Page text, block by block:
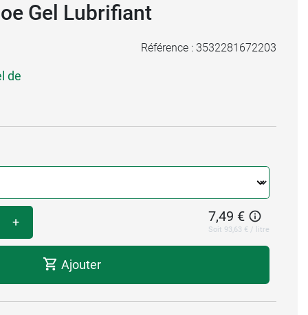
Gel Lubrifiant
de
Référence : 3532281672203
+ 7,49 €
Soit 93,63 € / litre
Ajouter